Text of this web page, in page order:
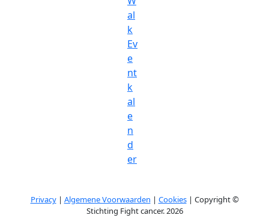
al
k
Ev
e
nt
k
al
e
n
d
er
Privacy| Algemene Voorwaarden | Cookies| Copyright ©
Stichting Fight cancer. 2026